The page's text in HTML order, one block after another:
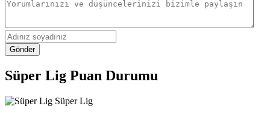
Gönder
Süper Lig Puan Durumu
Süper Lig